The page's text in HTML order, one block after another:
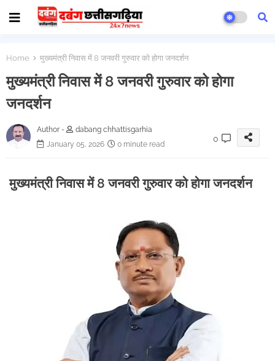
Home मुख्यमंत्री निवास में 8 जनवरी गुरुवार को होगा जनदर्शन
मुख्यमंत्री निवास में 8 जनवरी गुरुवार को होगा
जनदर्शन
Author -
dabang chhattisgarhia
January 05, 2026
0 minute read
0
मुख्यमंत्री निवास में 8 जनवरी गुरुवार को होगा जनदर्शन